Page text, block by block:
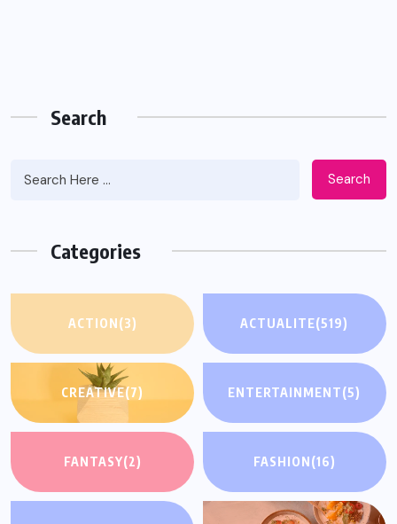
Search
Search
Categories
ACTION(3) ACTUALITE(519)
CREATIVE(7) ENTERTAINMENT(5)
FANTASY(2) FASHION(16)